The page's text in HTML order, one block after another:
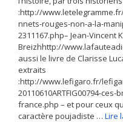
:http://
nnets-rouges-non-a-la-
2311167.php– Jean-Vincent
Breizhhttp://
aussi le livre de Clarisse
extraits
:http://www.lefigaro.fr/
20110610ARTFIG00794-
france.php – et pour ceux
caractère poujadiste … Lire